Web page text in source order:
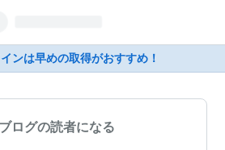
ンは早めの取得がおすすめ！
ログの読者になる